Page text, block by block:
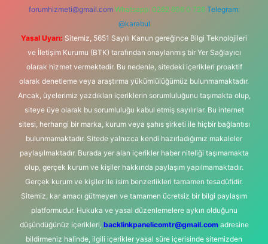
forumhizmeti@gmail.com Whatsapp: 0262 606 0 726 Telegram:
@karabul
Yasal Uyarı: Sitemiz, 5651 Sayılı Kanun gereğince Bilgi Teknolojileri
ve İletişim Kurumu (BTK) tarafından onaylanmış bir Yer Sağlayıcı
olarak hizmet vermektedir. Bu nedenle, sitedeki içerikleri proaktif
olarak denetleme veya araştırma yükümlülüğümüz bulunmamaktadır.
Ancak, üyelerimiz yazdıkları içeriklerin sorumluluğunu taşımakta olup,
siteye üye olarak bu sorumluluğu kabul etmiş sayılırlar. Bu internet
sitesi, herhangi bir marka, kurum veya şahıs şirketi ile hiçbir bağlantısı
bulunmamaktadır. Sitede yalnızca kendi hazırladığımız makaleler
paylaşılmaktadır. Burada yer alan içerikler haber niteliği taşımamakta
olup, gerçek kurum ve kişiler hakkında paylaşım yapılmamaktadır.
Gerçek kurum ve kişiler ile isim benzerlikleri tamamen tesadüfidir.
Sitemiz, kar amacı gütmeyen ve tamamen ücretsiz bir bilgi paylaşım
platformudur. Hukuka ve yasal düzenlemelere aykırı olduğunu
düşündüğünüz içerikleri, backlinkpanelicomtr@gmail.comadresine
bildirmeniz halinde, ilgili içerikler yasal süre içerisinde sitemizden